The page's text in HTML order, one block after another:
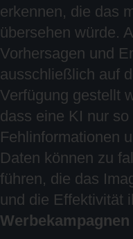
erkennen, die das
übersehen würde.
Vorhersagen und
ausschließlich auf
Verfügung gestellt
dass eine KI nur
Fehlinformationen
Daten können zu
führen, die das
und die Effektivität
Werbekampagnen